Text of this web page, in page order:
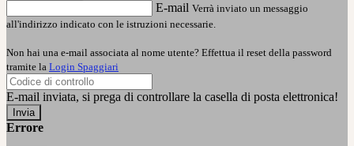
E-mail Verrà inviato un messaggio
all'indirizzo indicato con le istruzioni necessarie.
Non hai una e-mail associata al nome utente? Effettua il reset della password
tramite la Login Spaggiari
E-mail inviata, si prega di controllare la casella di posta elettronica!
Errore